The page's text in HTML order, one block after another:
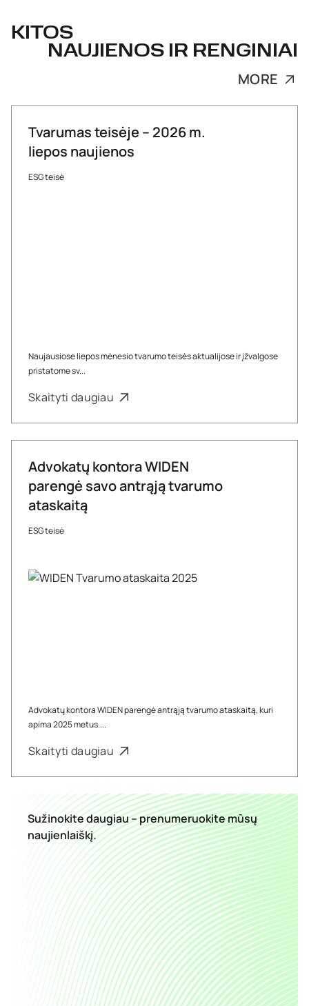
KITOS
NAUJIENOS IR RENGINIAI
MORE
Tvarumas teisėje – 2026 m.
liepos naujienos
ESG teisė
Naujausiose liepos mėnesio tvarumo teisės aktualijose ir įžvalgose
pristatome sv...
Skaityti daugiau
Advokatų kontora WIDEN
parengė savo antrąją tvarumo
ataskaitą
ESG teisė
Advokatų kontora WIDEN parengė antrąją tvarumo ataskaitą, kuri
apima 2025 metus....
Skaityti daugiau
Sužinokite daugiau – prenumeruokite mūsų
naujienlaiškį.